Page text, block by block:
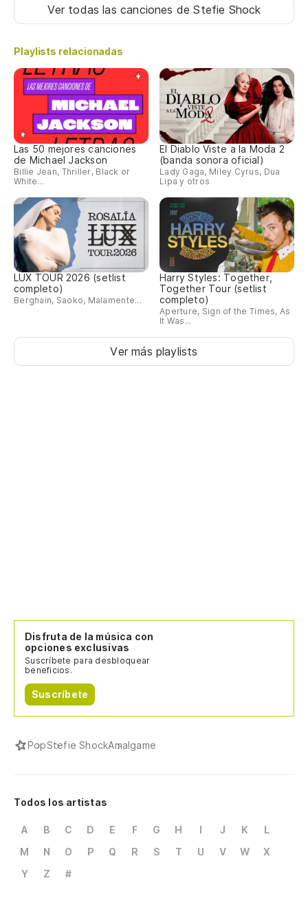
Ver todas las canciones de Stefie Shock
Playlists relacionadas
Las 50 mejores canciones
de Michael Jackson
Billie Jean, Thriller, Black or
White...
El Diablo Viste a la Moda 2
(banda sonora oficial)
Lady Gaga, Miley Cyrus, Dua
Lipa y otros
LUX TOUR 2026 (setlist
completo)
Berghain, Saoko, Malamente...
Harry Styles: Together,
Together Tour (setlist
completo)
Aperture, Sign of the Times, As
It Was...
Ver más playlists
Disfruta de la música con
opciones exclusivas
Suscríbete para desbloquear
beneficios.
Suscríbete
PopStefie ShockAmalgame
Todos los artistas
A B C D E F G H I J K
L
M
N O P Q R S T U V W
X
Y
Z #